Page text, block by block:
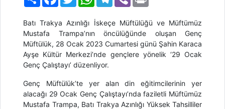
Batı Trakya Azınlığı İskeçe Müftülüğü ve Müftümüz
Mustafa Trampa’nın öncülüğünde oluşan Genç
Müftülük, 28 Ocak 2023 Cumartesi günü Şahin Karaca
Ayşe Kültür Merkezi’nde gençlere yönelik ‘29 Ocak
Genç Çalıştayı’ düzenliyor.
Genç Müftülük’te yer alan din eğitimcilerinin yer
alacağı 29 Ocak Genç Çalıştayı’nda faziletli Müftümüz
Mustafa Trampa, Batı Trakya Azınlığı Yüksek Tahsilliler